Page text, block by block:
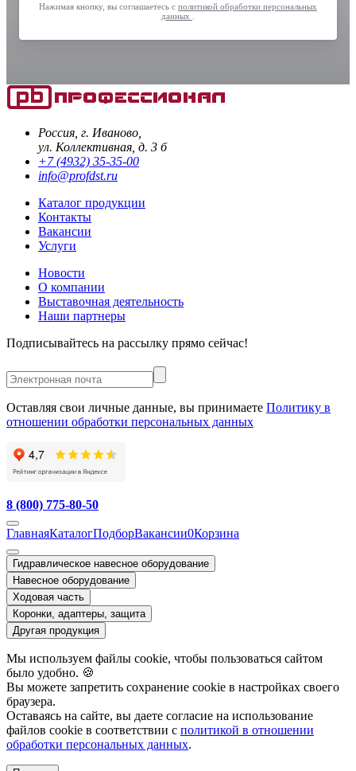
Нажимая кнопку, вы соглашаетесь с политикой обработки персональных
данных
Россия, г. Иваново,
ул. Коллективная, д. 3 б
+7 (4932) 35-35-00
info@profdst.ru
Каталог продукции
Контакты
Вакансии
Услуги
Новости
О компании
Выставочная деятельность
Наши партнеры
Подписывайтесь на рассылку прямо сейчас!
Оставляя свои личные данные, вы принимаете Политику в
отношении обработки персональных данных
8 (800) 775-80-50
ГлавнаяКаталогПодборВакансии0Корзина
Гидравлическое навесное оборудование
Навесное оборудование
Ходовая часть
Коронки, адаптеры, защита
Другая продукция
Мы используем файлы cookie, чтобы пользоваться сайтом
было удобно. 🍪
Вы можете запретить сохранение cookie в настройках своего
браузера.
Оставаясь на сайте, вы даете согласие на использование
файлов cookie в соответствии с политикой в отношении
обработки персональных данных.